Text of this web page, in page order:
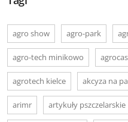
agro show agro-park
agro-tech minikowo
agrotech kielce akcyza na
arimr artykuły pszczelarskie